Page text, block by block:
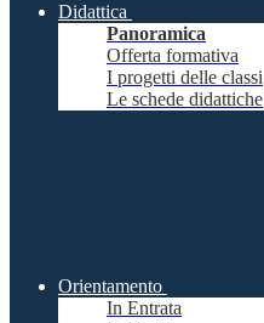
Didattica
Panoramica
Offerta formativa
I progetti delle classi
Le schede didattiche
Orientamento
In Entrata